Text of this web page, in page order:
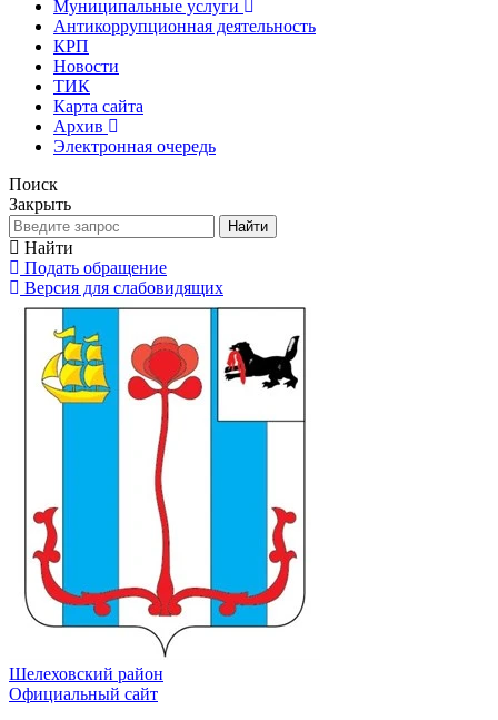
Муниципальные услуги
Антикоррупционная деятельность
КРП
Новости
ТИК
Карта сайта
Архив
Электронная очередь
Поиск
Закрыть
Найти
Найти
Подать обращение
Версия для слабовидящих
Шелеховский район
Официальный сайт